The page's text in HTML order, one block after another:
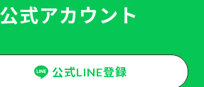
式アカウント
公式LINE登録